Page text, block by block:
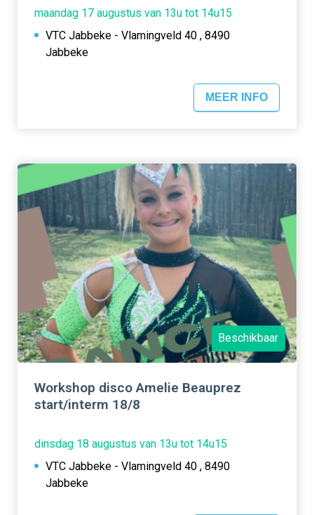
maandag 17 augustus van 13u tot 14u15
VTC Jabbeke - Vlamingveld 40 , 8490
Jabbeke
MEER INFO
Beschikbaar
Workshop disco Amelie Beauprez
start/interm 18/8
dinsdag 18 augustus van 13u tot 14u15
VTC Jabbeke - Vlamingveld 40 , 8490
Jabbeke